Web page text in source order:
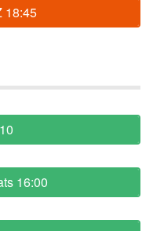
18:45
16:00